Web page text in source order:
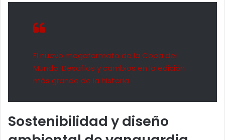
El nuevo megaformato de la Copa del
Mundo: Desafíos y cambios en la edición
más grande de la historia
Sostenibilidad y diseño